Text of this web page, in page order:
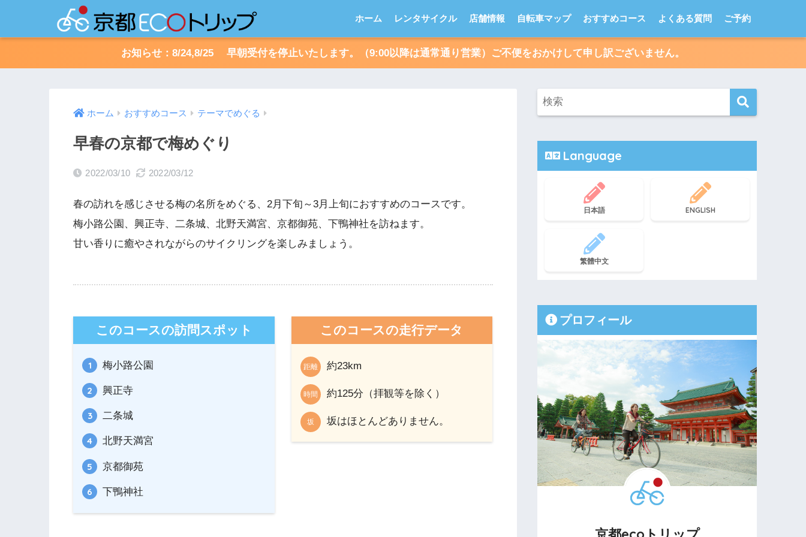
ホーム レンタサイクル 店舗情報 自転車マップ おすすめコース よくある質問 ご予約
お知らせ：8/24,8/25 早朝受付を停止いたします。（9:00以降は通常通り営業）ご不便をおかけして申し訳ございません。
ホーム おすすめコース テーマでめぐる
早春の京都で梅めぐり
2022/03/10 2022/03/12
春の訪れを感じさせる梅の名所をめぐる、2月下旬～3月上旬におすすめのコースです。
梅小路公園、興正寺、二条城、北野天満宮、京都御苑、下鴨神社を訪ねます。
甘い香りに癒やされながらのサイクリングを楽しみましょう。
このコースの訪問スポット
梅小路公園
興正寺
二条城
北野天満宮
京都御苑
下鴨神社
このコースの走行データ
距離 約23km
時間 約125分（拝観等を除く）
坂 坂はほとんどありません。
Language
日本語 ENGLISH
繁體中文
プロフィール
京都ecoトリップ